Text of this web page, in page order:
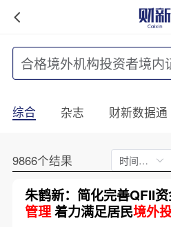
综合 杂志 财新数据通
9866个结果 时间不限
朱鹤新：简化完善QFII
管理着力满足居民境外